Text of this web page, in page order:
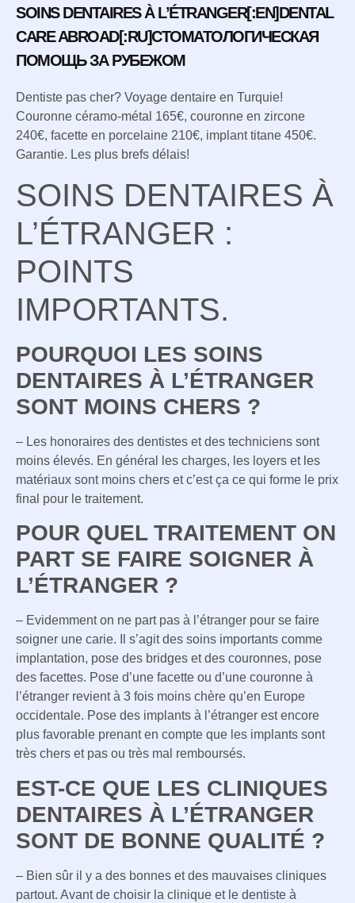
SOINS DENTAIRES À L’ÉTRANGER[:EN]DENTAL
CARE ABROAD[:RU]СТОМАТОЛОГИЧЕСКАЯ
ПОМОЩЬ ЗА РУБЕЖОМ
Dentiste pas cher? Voyage dentaire en Turquie!
Couronne céramo-métal 165€, couronne en zircone
240€, facette en porcelaine 210€, implant titane 450€.
Garantie. Les plus brefs délais!
SOINS DENTAIRES À
L’ÉTRANGER :
POINTS
IMPORTANTS.
POURQUOI LES SOINS
DENTAIRES À L’ÉTRANGER
SONT MOINS CHERS ?
– Les honoraires des dentistes et des techniciens sont
moins élevés. En général les charges, les loyers et les
matériaux sont moins chers et c’est ça ce qui forme le prix
final pour le traitement.
POUR QUEL TRAITEMENT ON
PART SE FAIRE SOIGNER À
L’ÉTRANGER ?
– Evidemment on ne part pas à l’étranger pour se faire
soigner une carie. Il s’agit des soins importants comme
implantation, pose des bridges et des couronnes, pose
des facettes. Pose d’une facette ou d’une couronne à
l’étranger revient à 3 fois moins chère qu’en Europe
occidentale. Pose des implants à l’étranger est encore
plus favorable prenant en compte que les implants sont
très chers et pas ou très mal remboursés.
EST-CE QUE LES CLINIQUES
DENTAIRES À L’ÉTRANGER
SONT DE BONNE QUALITÉ ?
– Bien sûr il y a des bonnes et des mauvaises cliniques
partout. Avant de choisir la clinique et le dentiste à